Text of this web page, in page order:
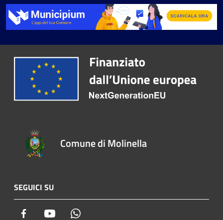
Comune di Molinella
SEGUICI SU
Facebook Youtube